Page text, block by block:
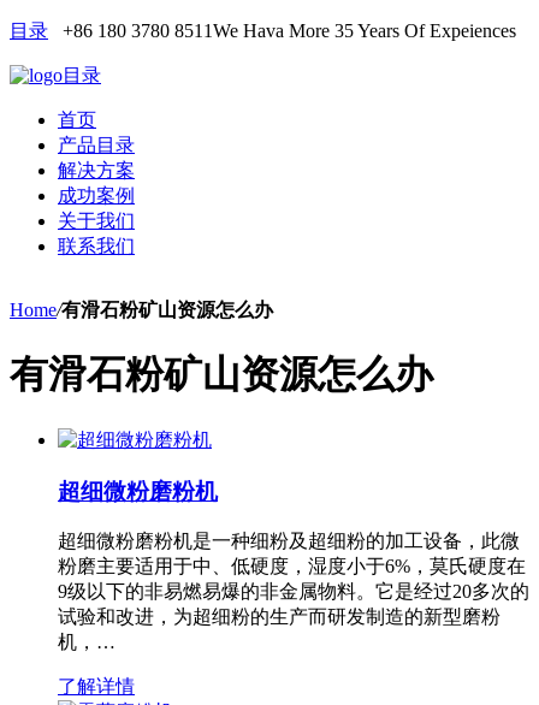
目录 +86 180 3780 8511We Hava More 35 Years Of Expeiences
目录
首页
产品目录
解决方案
成功案例
关于我们
联系我们
Home/有滑石粉矿山资源怎么办
有滑石粉矿山资源怎么办
超细微粉磨粉机
超细微粉磨粉机是一种细粉及超细粉的加工设备，此微
粉磨主要适用于中、低硬度，湿度小于6%，莫氏硬度在
9级以下的非易燃易爆的非金属物料。它是经过20多次的
试验和改进，为超细粉的生产而研发制造的新型磨粉
机，…
了解详情